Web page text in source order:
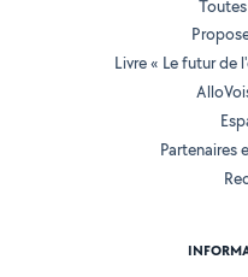
Livre « Le futur de
Partenaires